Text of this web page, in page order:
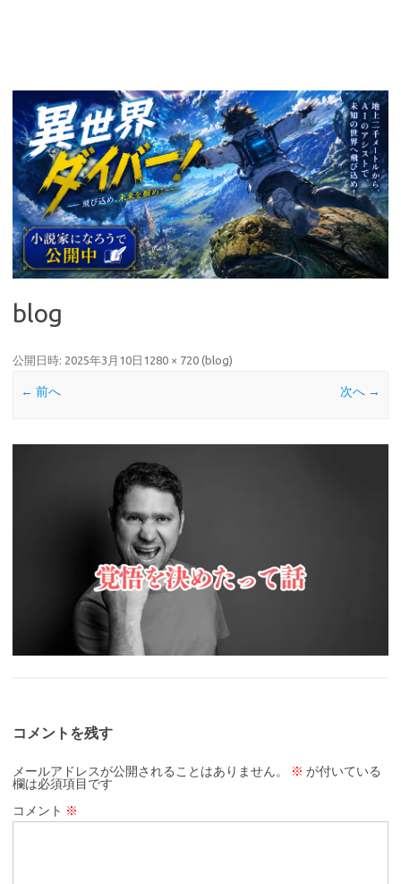
blog
公開日時: 2025年3月10日 1280 × 720 (blog)
← 前へ 次へ →
コメントを残す
メールアドレスが公開されることはありません。 ※ が付いている
欄は必須項目です
コメント ※